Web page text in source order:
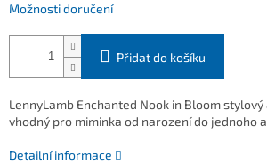
Možnosti doručení
Přidat do košíku
LennyLamb Enchanted Nook in Bloom
vhodný pro miminka od narození do jednoho
Detailní informace